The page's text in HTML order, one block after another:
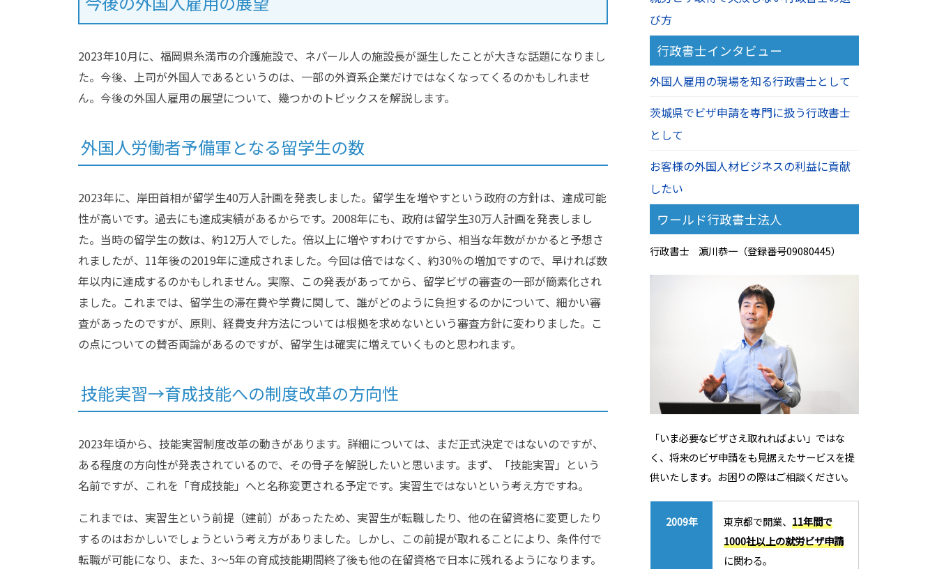
2023年10月に、福岡県糸満市の介護施設で、ネパール人の施設長が誕生したことが大きな話題になりまし
た。今後、上司が外国人であるというのは、一部の外資系企業だけではなくなってくるのかもしれませ
ん。今後の外国人雇用の展望について、幾つかのトピックスを解説します。
外国人労働者予備軍となる留学生の数
2023年に、岸田首相が留学生40万人計画を発表しました。留学生を増やすという政府の方針は、達成可能
性が高いです。過去にも達成実績があるからです。2008年にも、政府は留学生30万人計画を発表しまし
た。当時の留学生の数は、約12万人でした。倍以上に増やすわけですから、相当な年数がかかると予想さ
れましたが、11年後の2019年に達成されました。今回は倍ではなく、約30％の増加ですので、早ければ数
年以内に達成するのかもしれません。実際、この発表があってから、留学ビザの審査の一部が簡素化され
ました。これまでは、留学生の滞在費や学費に関して、誰がどのように負担するのかについて、細かい審
査があったのですが、原則、経費支弁方法については根拠を求めないという審査方針に変わりました。こ
の点についての賛否両論があるのですが、留学生は確実に増えていくものと思われます。
技能実習→育成技能への制度改革の方向性
2023年頃から、技能実習制度改革の動きがあります。詳細については、まだ正式決定ではないのですが、
ある程度の方向性が発表されているので、その骨子を解説したいと思います。まず、「技能実習」という
名前ですが、これを「育成技能」へと名称変更される予定です。実習生ではないという考え方ですね。
これまでは、実習生という前提（建前）があったため、実習生が転職したり、他の在留資格に変更したり
するのはおかしいでしょうという考え方がありました。しかし、この前提が取れることにより、条件付で
転職が可能になり、また、3～5年の育成技能期間終了後も他の在留資格で日本に残れるようになります。
び方
行政書士インタビュー
外国人雇用の現場を知る行政書士として
茨城県でビザ申請を専門に扱う行政書士
として
お客様の外国人材ビジネスの利益に貢献
したい
ワールド行政書士法人
行政書士 濵川恭一（登録番号09080445）
「いま必要なビザさえ取れればよい」ではな
く、将来のビザ申請をも見据えたサービスを提
供いたします。お困りの際はご相談ください。
2009年 東京都で開業、 11年間で
1000社以上の就労ビザ申請
に関わる。